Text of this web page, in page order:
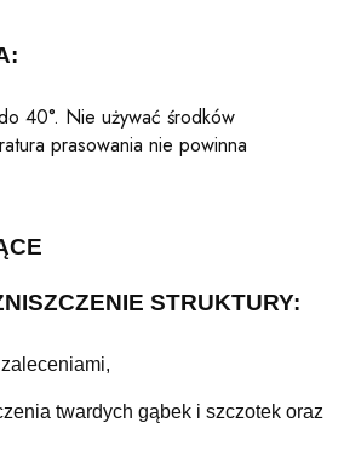
40°. Nie używać środków
prasowania nie powinna
STRUKTURY:
twardych gąbek i szczotek oraz